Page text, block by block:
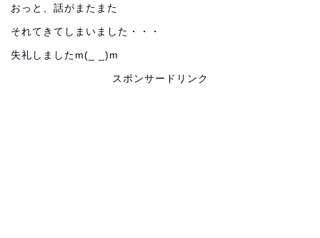
おっと、話がまたまた
それてきてしまいました・・・
失礼しましたm(_ _)m
スポンサードリンク